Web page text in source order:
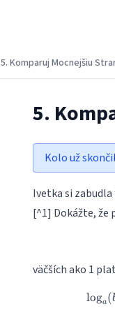
5. Komparuj Mocnejšiu
5.
Kolo už
Ivetka si
[^1] Dokážte, že
väčších ako 1
loga(